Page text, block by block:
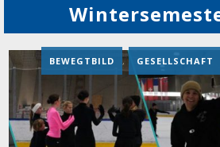
BEWEGTBILD , GESELLSCHAFT